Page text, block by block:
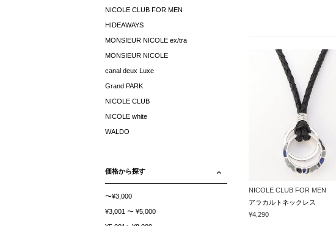
NICOLE CLUB FOR MEN
アラカルトネックレス
¥4,290
NICOLE CLUB FOR MEN
HIDEAWAYS
MONSIEUR NICOLE ex/tra
MONSIEUR NICOLE
canal deux Luxe
Grand PARK
NICOLE CLUB
NICOLE white
WALDO
価格から探す
〜¥3,000
¥3,001 〜 ¥5,000